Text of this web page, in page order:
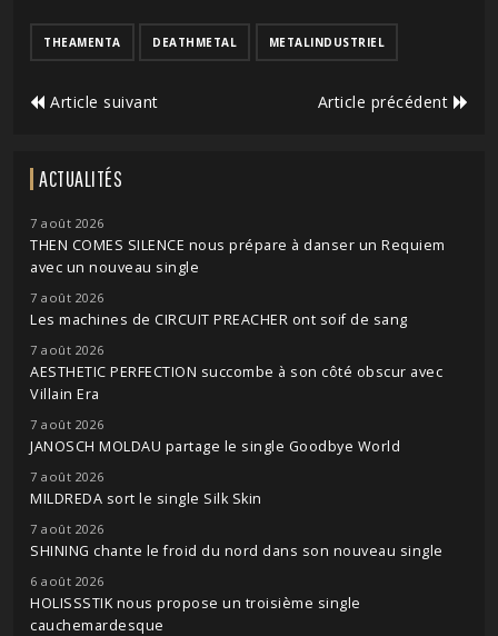
THEAMENTA DEATHMETAL METALINDUSTRIEL
Article suivant Article précédent
ACTUALITÉS
7 août 2026
THEN COMES SILENCE nous prépare à danser un Requiem
avec un nouveau single
7 août 2026
Les machines de CIRCUIT PREACHER ont soif de sang
7 août 2026
AESTHETIC PERFECTION succombe à son côté obscur avec
Villain Era
7 août 2026
JANOSCH MOLDAU partage le single Goodbye World
7 août 2026
MILDREDA sort le single Silk Skin
7 août 2026
SHINING chante le froid du nord dans son nouveau single
6 août 2026
HOLISSSTIK nous propose un troisième single
cauchemardesque